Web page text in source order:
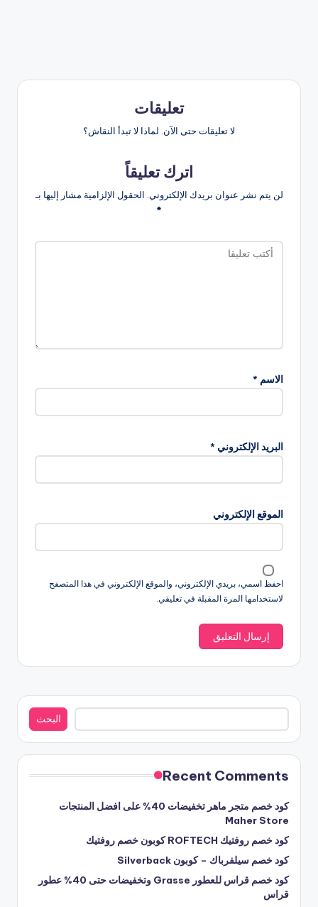
تعليقات
لا تعليقات حتى الآن. لماذا لا تبدأ النقاش؟
اترك تعليقاً
لن يتم نشر عنوان بريدك الإلكتروني. الحقول الإلزامية مشار إليها بـ
*
الاسم *
البريد الإلكتروني *
الموقع الإلكتروني
احفظ اسمي، بريدي الإلكتروني، والموقع الإلكتروني في هذا المتصفح
لاستخدامها المرة المقبلة في تعليقي.
البحث
البحث
Recent Comments
كود خصم متجر ماهر تخفيضات 40% على افضل المنتجات
Maher Store
كود خصم روفتيك ROFTECH كوبون خصم روفتيك
كود خصم سيلفرباك – كوبون Silverback
كود خصم قراس للعطور Grasse وتخفيضات حتى 40% عطور
قراس